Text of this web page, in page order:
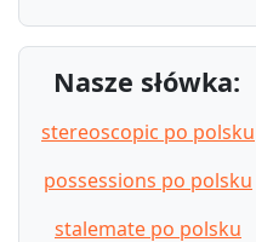
Nasze słówka:
stereoscopic po polsku
possessions po polsku
stalemate po polsku